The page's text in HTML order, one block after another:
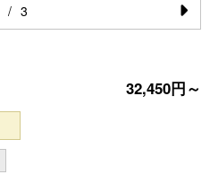
N
xt
/ 3
32,450円～